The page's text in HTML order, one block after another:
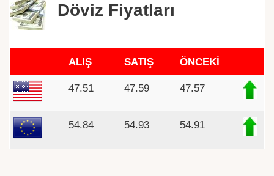
Döviz Fiyatları
ALIŞ SATIŞ ÖNCEKİ
47.51 47.59 47.57
54.84 54.93 54.91